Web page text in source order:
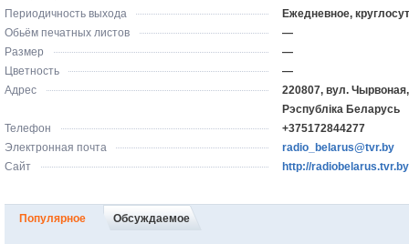
Периодичность выхода
Ежедневное,
Обьём печатных листов
—
Размер
—
Цветность
—
Адрес
220807, вул. Чырвоная,
Рэспубліка Беларусь
Телефон
+375172844277
Электронная почта
radio_belarus@tvr.by
Сайт
http://
Популярное Обсуждаемое